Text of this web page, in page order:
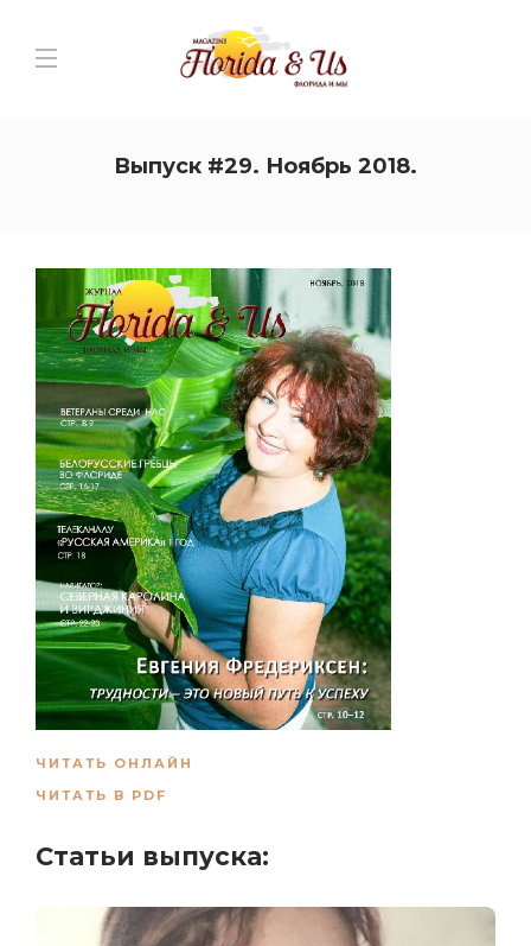
Выпуск #29. Ноябрь 2018.
ЧИТАТЬ ОНЛАЙН
ЧИТАТЬ В PDF
Статьи выпуска: